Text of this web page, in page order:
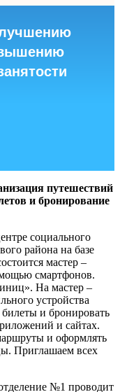
путешествий
и бронирование
социального
района на базе
мастер –
смартфонов.
На мастер –
устройства
и бронировать
и сайтах.
и оформлять
Приглашаем всех
№1 проводит